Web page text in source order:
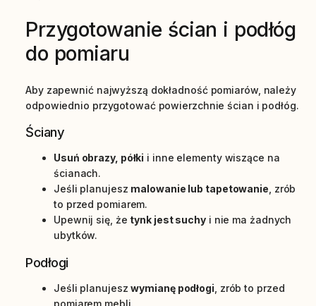
Przygotowanie ścian i podłóg
do pomiaru
Aby zapewnić najwyższą dokładność pomiarów, należy
odpowiednio przygotować powierzchnie ścian i podłóg.
Ściany
Usuń obrazy, półki i inne elementy wiszące na
ścianach.
Jeśli planujesz malowanie lub tapetowanie , zrób
to przed pomiarem.
Upewnij się, że tynk jest suchyi nie ma żadnych
ubytków.
Podłogi
Jeśli planujeszwymianę podłogi , zrób to przed
pomiarem mebli.